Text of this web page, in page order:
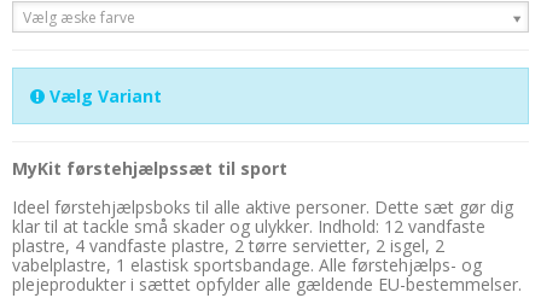
Vælg æske farve
Vælg Variant
MyKit førstehjælpssæt til sport
Ideel førstehjælpsboks til alle aktive personer. Dette sæt gør dig
klar til at tackle små skader og ulykker. Indhold: 12 vandfaste
plastre, 4 vandfaste plastre, 2 tørre servietter, 2 isgel, 2
vabelplastre, 1 elastisk sportsbandage. Alle førstehjælps- og
plejeprodukter i sættet opfylder alle gældende EU-bestemmelser.